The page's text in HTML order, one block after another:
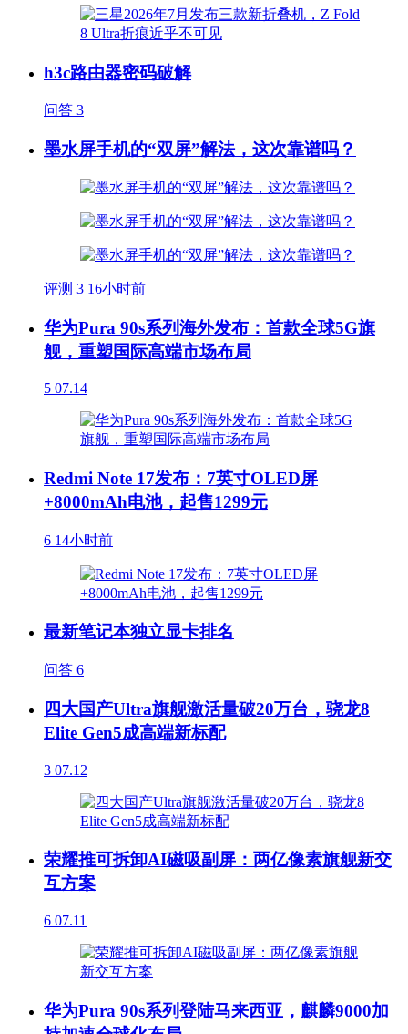
h3c路由器密码破解
问答 3
墨水屏手机的“双屏”解法，这次靠谱吗？
评测 3 16小时前
华为Pura 90s系列海外发布：首款全球5G旗
舰，重塑国际高端市场布局
5 07.14
Redmi Note 17发布：7英寸OLED屏
+8000mAh电池，起售1299元
6 14小时前
最新笔记本独立显卡排名
问答 6
四大国产Ultra旗舰激活量破20万台，骁龙8
Elite Gen5成高端新标配
3 07.12
荣耀推可拆卸AI磁吸副屏：两亿像素旗舰新交
互方案
6 07.11
华为Pura 90s系列登陆马来西亚，麒麟9000加